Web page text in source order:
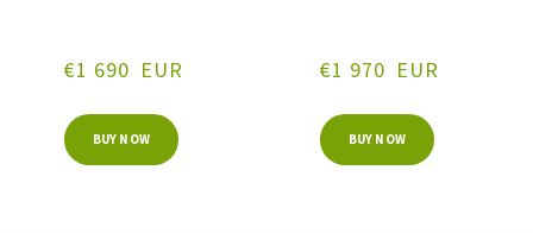
€1 690  EUR
BUY NOW
€1 970  EUR
BUY NOW